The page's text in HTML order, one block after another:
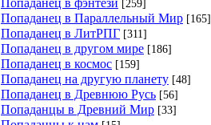
Попаданец в фэнтези [259]
Попаданец в Параллельный Мир [165]
Попаданец в ЛитРПГ [311]
Попаданец в другом мире [186]
Попаданец в космос [159]
Попаданец на другую планету [48]
Попаданец в Древнюю Русь [56]
Попаданцы в Древний Мир [33]